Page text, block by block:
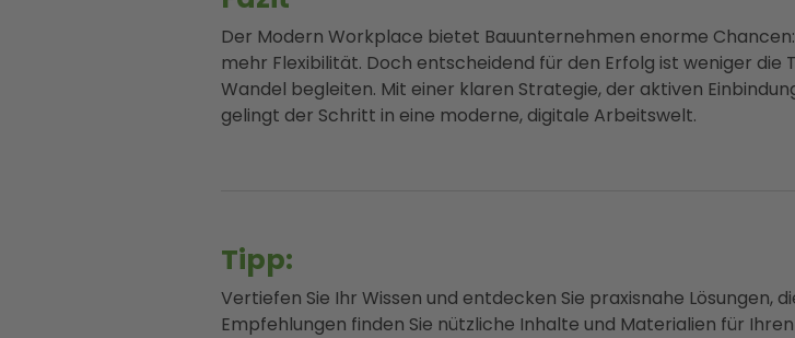
Der Modern Workplace bietet Bauunternehmen enorme
mehr Flexibilität. Doch entscheidend für den Erfolg ist weniger
Wandel begleiten. Mit einer klaren Strategie, der aktiven
gelingt der Schritt in eine moderne, digitale Arbeitswelt.
Tipp:
Vertiefen Sie Ihr Wissen und entdecken Sie praxisnahe
Empfehlungen finden Sie nützliche Inhalte und Materialien für